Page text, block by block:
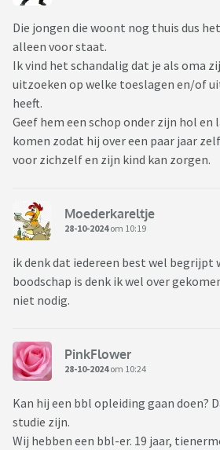
Die jongen die woont nog thuis dus
alleen voor staat.
Ik vind het schandalig dat je als oma
uitzoeken op welke toeslagen en/of
heeft.
Geef hem een schop onder zijn hol en
komen zodat hij over een paar jaar
voor zichzelf en zijn kind kan zorgen.
Moederkareltje
28-10-2024om 10:19
ik denk dat iedereen best wel begrijpt
boodschap is denk ik wel over
niet nodig.
PinkFlower
28-10-2024om 10:24
Kan hij een bbl opleiding gaan doen?
studie zijn.
Wij hebben een bbl-er. 19 jaar,